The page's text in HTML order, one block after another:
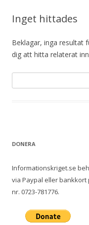
Inget hittades
Beklagar, inga resultat
dig att hitta relaterat
ö
DONERA
Informationskriget.se
via Paypal eller
nr. 0723-781776.